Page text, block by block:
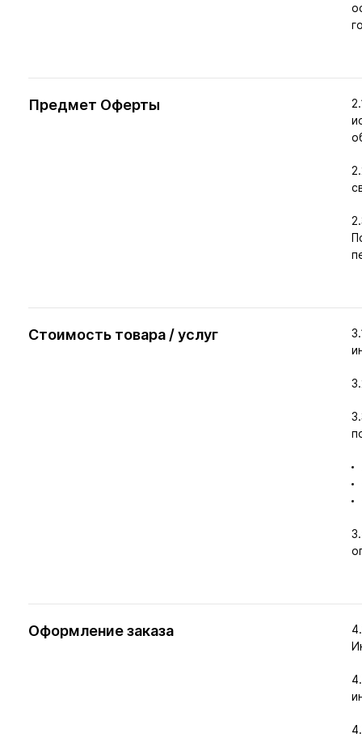
Предмет Оферты
Стоимость товара / услуг
Оформление заказа